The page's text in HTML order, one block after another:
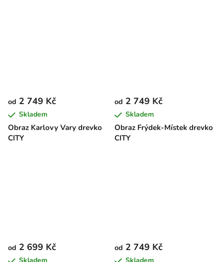
Obraz Karlovy Vary drevko
CITY
od 2 749 Kč
Skladem
Obraz Frýdek-Místek drevko
CITY
od 2 749 Kč
Skladem
od 2 699 Kč od 2 749 Kč